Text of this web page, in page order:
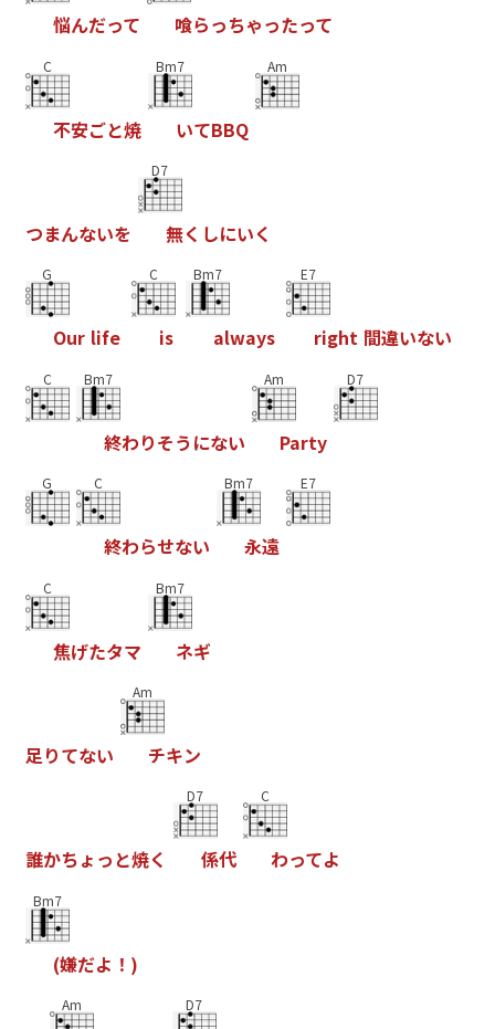
悩んだって 喰らっちゃったって
C
不安ごと焼
Bm7
いてBBQ
Am
つまんないを
D7
無く しにいく
G
Our life
C
is
Bm7
always
E7
right 間違いない
C Bm7
終わりそう にない
Am
Party
D7
G C
終わらせない
Bm7
永遠
E7
C
焦げたタマ
Bm7
ネギ
足りてない
Am
チキン
誰かちょ っ と焼く
D7
係代
C
わってよ
Bm7
(嫌だよ ！ )
Am D7